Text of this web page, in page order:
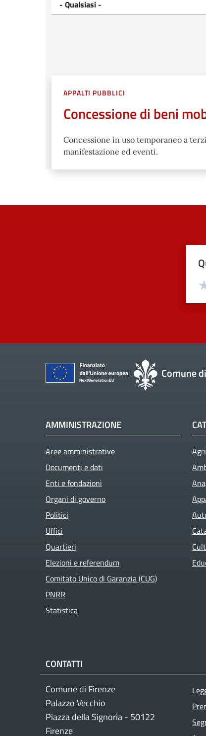
APPALTI PUBBLICI
Concessione di beni
Concessione in uso temporaneo a
manifestazione ed eventi.
Comune
AMMINISTRAZIONE
Aree amministrative
Documenti e dati
Enti e fondazioni
Organi di governo
Politici
Uffici
Quartieri
Elezioni e referendum
Comitato Unico di Garanzia (CUG)
PNRR
Statistica
CONTATTI
Comune di Firenze
Palazzo Vecchio
Piazza della Signoria - 50122
Firenze